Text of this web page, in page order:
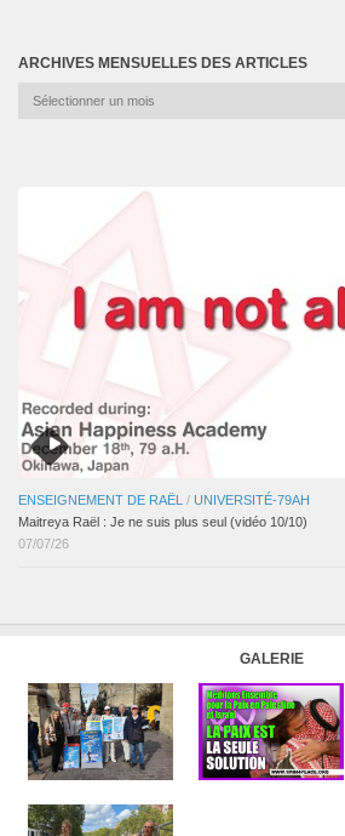
ARCHIVES MENSUELLES DES ARTICLES
Archives
ENSEIGNEMENT DE RAËL / UNIVERSITÉ-79AH
Maitreya Raël : Je ne suis plus seul (vidéo 10/10)
07/07/26
GALERIE